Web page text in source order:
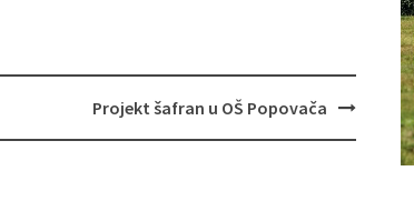
Projekt šafran u OŠ Popovača